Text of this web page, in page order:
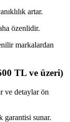
artar.
özenlidir.
markalardan
TL ve üzeri)
ve detaylar ön
garantisi sunar.